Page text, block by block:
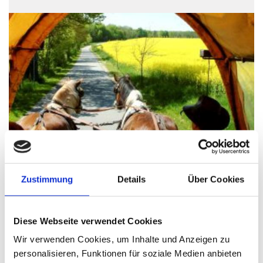
Zustimmung Details Über Cookies
Diese Webseite verwendet Cookies
Wir verwenden Cookies, um Inhalte und Anzeigen zu
personalisieren, Funktionen für soziale Medien anbieten
Kremserfahrt im Satower Land
© Satower Land